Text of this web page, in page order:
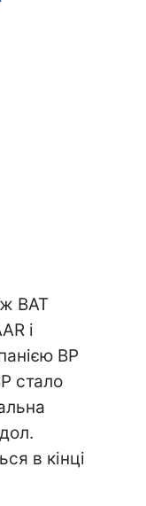
ВАТ
і
BP
стало
в кінці